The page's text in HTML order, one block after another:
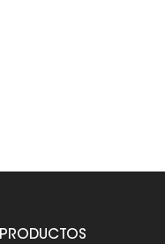
PRODUCTOS